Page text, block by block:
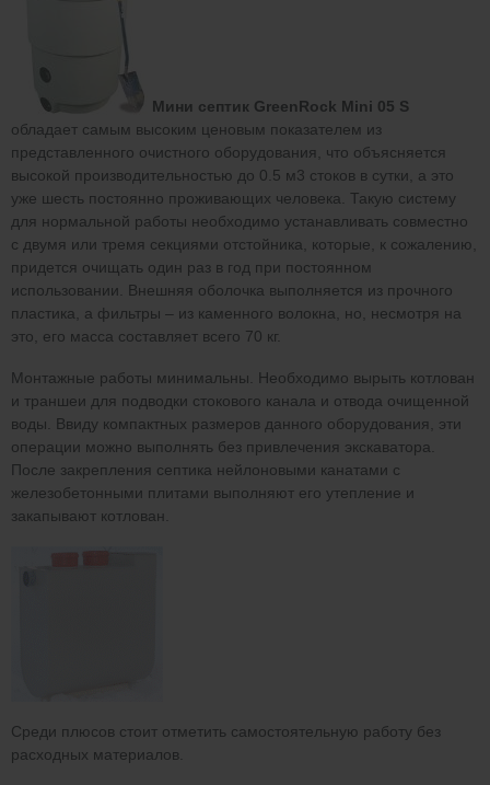
Мини септик GreenRock Mini 05 S
обладает самым высоким ценовым показателем из
представленного очистного оборудования, что объясняется
высокой производительностью до 0.5 м3 стоков в сутки, а это
уже шесть постоянно проживающих человека. Такую систему
для нормальной работы необходимо устанавливать совместно
с двумя или тремя секциями отстойника, которые, к сожалению,
придется очищать один раз в год при постоянном
использовании. Внешняя оболочка выполняется из прочного
пластика, а фильтры – из каменного волокна, но, несмотря на
это, его масса составляет всего 70 кг.
Монтажные работы минимальны. Необходимо вырыть котлован
и траншеи для подводки стокового канала и отвода очищенной
воды. Ввиду компактных размеров данного оборудования, эти
операции можно выполнять без привлечения экскаватора.
После закрепления септика нейлоновыми канатами с
железобетонными плитами выполняют его утепление и
закапывают котлован.
Среди плюсов стоит отметить самостоятельную работу без
расходных материалов.